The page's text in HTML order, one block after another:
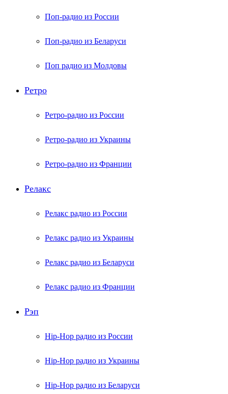
Поп-радио из России
Поп-радио из Беларуси
Поп радио из Молдовы
Ретро
Ретро-радио из России
Ретро-радио из Украины
Ретро-радио из Франции
Релакс
Релакс радио из России
Релакс радио из Украины
Релакс радио из Беларуси
Релакс радио из Франции
Рэп
Hip-Hop радио из России
Hip-Hop радио из Украины
Hip-Hop радио из Беларуси